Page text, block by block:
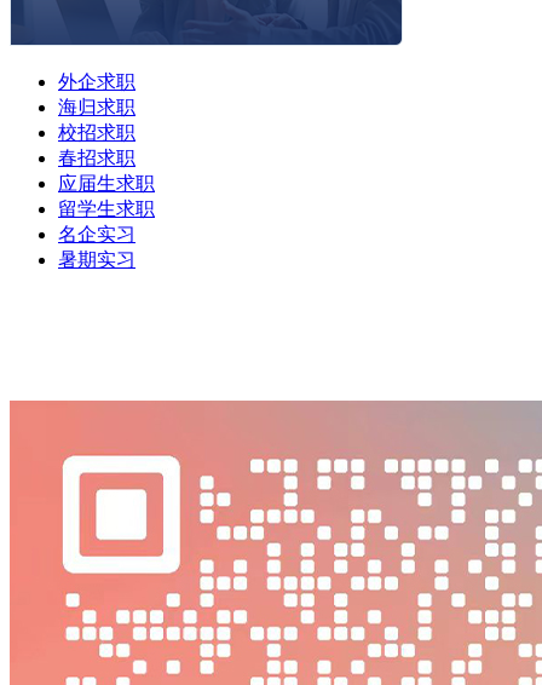
外企求职
海归求职
校招求职
春招求职
应届生求职
留学生求职
名企实习
暑期实习